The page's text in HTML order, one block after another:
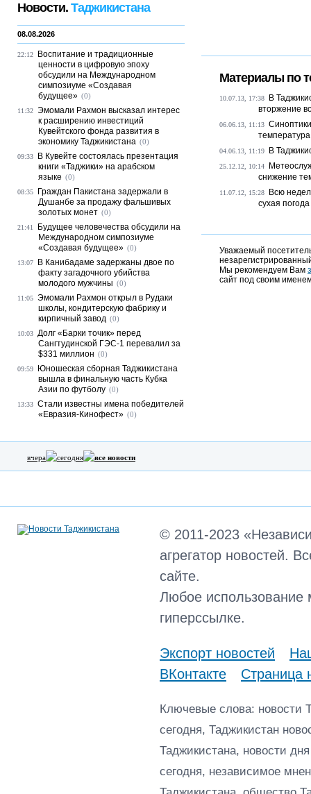
Материалы по
10.07.13, 17:38
В
вторжение
06.06.13, 11:13
04.06.13, 11:19 В
25.12.12, 10:14
снижение
11.07.12, 15:28
Всю
сухая погода
Уважаемый
Мы рекомендуем Вам
сайт под своим
Новости. Таджикистана
08.08.2026
22:12
Воспитание и традиционные
ценности в цифровую эпоху
обсудили на Международном
симпозиуме «Создавая
будущее» (0)
11:32 Эмомали Рахмон высказал интерес
к расширению инвестиций
Кувейтского фонда развития в
экономику Таджикистана (0)
09:33
В Кувейте состоялась презентация
книги «Таджики» на арабском
языке (0)
08:35
Граждан Пакистана задержали в
Душанбе за продажу фальшивых
золотых монет (0)
21:41
Будущее человечества обсудили на
Международном симпозиуме
«Создавая будущее» (0)
13:07
В Канибадаме задержаны двое по
факту загадочного убийства
молодого мужчины (0)
11:05 Эмомали Рахмон открыл в Рудаки
школы, кондитерскую фабрику и
кирпичный завод (0)
10:03 Долг «Барки точик» перед
Сангтудинской ГЭС-1 перевалил за
$331 миллион (0)
09:59
Юношеская сборная Таджикистана
вышла в финальную часть Кубка
Азии по футболу (0)
13:33 Стали известны имена победителей
«Евразия-Кинофест» (0)
вчера сегодня все новости
© 2011-2023
агрегатор новостей.
сайте.
Любое использование
гиперссылке.
Экспорт новостей
ВКонтакте
Страница
Ключевые слова: новости
сегодня, Таджикистан
Таджикистана, новости
сегодня, независимое